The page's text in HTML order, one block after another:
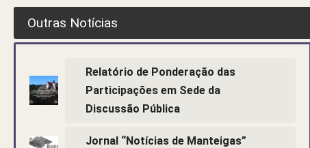
Outras Notícias
Relatório de Ponderação das
Participações em Sede da
Discussão Pública
Jornal “Notícias de Manteigas”